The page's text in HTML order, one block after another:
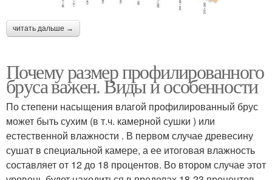
читать дальше →
Почему размер профилированного
бруса важен. Виды и особенности
По степени насыщения влагой профилированный брус
может быть сухим (в т.ч. камерной сушки ) или
естественной влажности . В первом случае древесину
сушат в специальной камере, а ее итоговая влажность
составляет от 12 до 18 процентов. Во втором случае этот